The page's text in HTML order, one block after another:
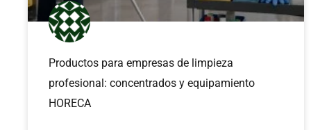
Productos para empresas de limpieza
profesional: concentrados y equipamiento
HORECA